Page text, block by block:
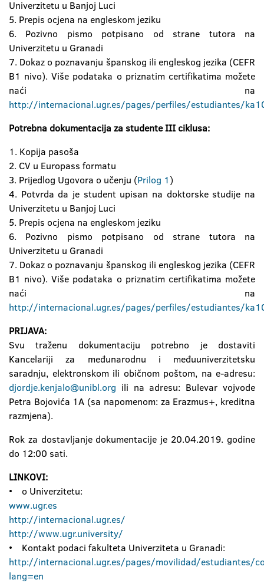
Univerzitetu u Banjoj Luci
5. Prepis ocjena na engleskom jeziku
6. Pozivno pismo potpisano od strane tutora na
Univerzitetu u Granadi
7. Dokaz o poznavanju španskog ili engleskog jezika (CEFR
B1 nivo). Više podataka o priznatim certifikatima možete
naći na
http://internacional.ugr.es/pages/perfiles/estudiantes/
Potrebna dokumentacija za studente III ciklusa:
1. Kopija pasoša
2. CV u Europass formatu
3. Prijedlog Ugovora o učenju (Prilog 1)
4. Potvrda da je student upisan na doktorske studije na
Univerzitetu u Banjoj Luci
5. Prepis ocjena na engleskom jeziku
6. Pozivno pismo potpisano od strane tutora na
Univerzitetu u Granadi
7. Dokaz o poznavanju španskog ili engleskog jezika (CEFR
B1 nivo). Više podataka o priznatim certifikatima možete
naći na
http://internacional.ugr.es/pages/perfiles/estudiantes/
PRIJAVA:
Svu traženu dokumentaciju potrebno je dostaviti
Kancelariji za međunarodnu i međuuniverzitetsku
saradnju, elektronskom ili običnom poštom, na e-adresu:
djordje.kenjalo@unibl.org ili na adresu: Bulevar vojvode
Petra Bojovića 1A (sa napomenom: za Erazmus+, kreditna
razmjena).
Rok za dostavljanje dokumentacije je 20.04.2019. godine
do 12:00 sati.
LINKOVI:
• o Univerzitetu:
www.ugr.es
http://internacional.ugr.es/
http://www.ugr.university/
• Kontakt podaci fakulteta Univerziteta u Granadi:
http://internacional.ugr.es/pages/movilidad/estudiantes/
lang=en